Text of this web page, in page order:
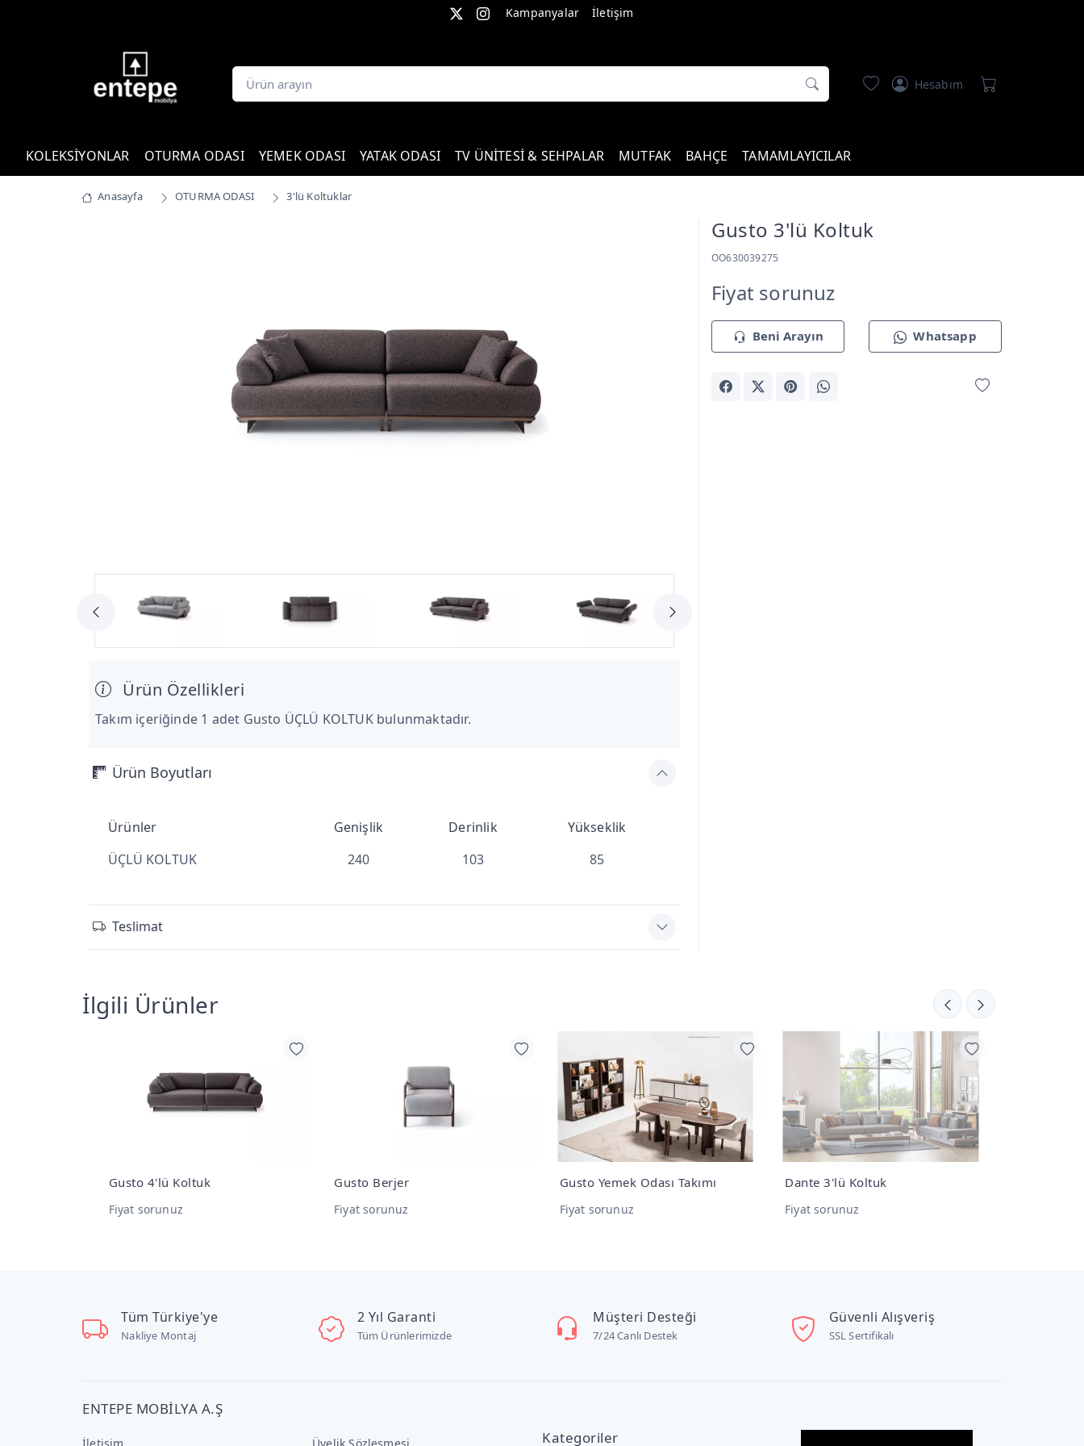
Kampanyalar İletişim
Hesabım
KOLEKSİYONLAR OTURMA ODASI YEMEK ODASI YATAK ODASI TV ÜNİTESİ & SEHPALAR MUTFAK BAHÇE TAMAMLAYICILAR
Anasayfa OTURMA ODASI 3'lü Koltuklar
Gusto 3'lü Koltuk
OO630039275
Fiyat sorunuz
Beni Arayın Whatsapp
Ürün Özellikleri
Takım içeriğinde 1 adet Gusto ÜÇLÜ KOLTUK bulunmaktadır.
Ürün Boyutları
Ürünler Genişlik Derinlik
Yükseklik
ÜÇLÜ KOLTUK
240 103 85
Teslimat
İlgili Ürünler
Gusto 4'lü Koltuk
Fiyat sorunuz
Gusto Berjer
Fiyat sorunuz
Gusto Yemek Odası Takımı
Fiyat sorunuz
Dante 3'lü Koltuk
Fiyat sorunuz
Tüm Türkiye'ye
Nakliye Montaj
2 Yıl Garanti
Tüm Ürünlerimizde
Müşteri Desteği
7/24 Canlı Destek
Güvenli Alışveriş
SSL Sertifikalı
ENTEPE MOBİLYA A.Ş
Kategoriler